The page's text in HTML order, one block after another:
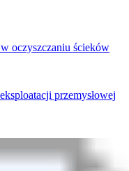
oczyszczaniu ścieków
przemysłowej